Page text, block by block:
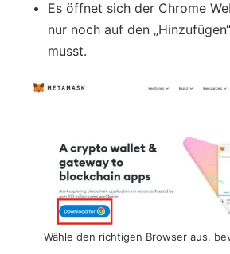
Es öffnet sich der Chrome
nur noch auf den
musst.
Wähle den richtigen Browser aus,